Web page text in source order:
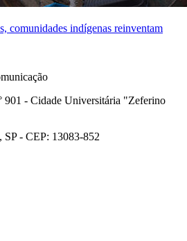
comunidades indígenas reinventam
901 - Cidade Universitária "Zeferino
SP - CEP: 13083-852